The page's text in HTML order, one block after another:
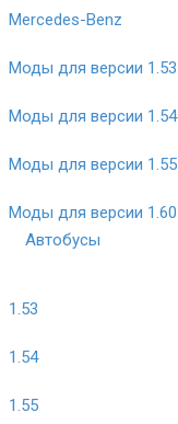
Mercedes-Benz
Моды для версии 1.53
Моды для версии 1.54
Моды для версии 1.55
Моды для версии 1.60
Автобусы
1.53
1.54
1.55